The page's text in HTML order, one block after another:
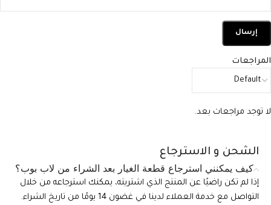
المراجعات
لا توجد مراجعات بعد.
الشحن و الاسترجاع
كيف يمكنني استرجاع قطعة الغيار بعد الشراء من لاب بوب؟
إذا لم تكن راضيًا عن المنتج الذي اشتريته، يمكنك استرجاعه من خلال
التواصل مع خدمة العملاء لدينا في غضون 14 يومًا من تاريخ الشراء.